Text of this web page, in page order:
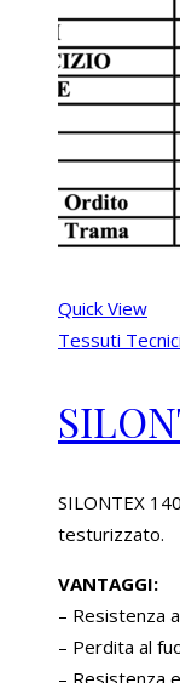
Quick View
Tessuti Tecnici
SILONTEX
testurizzato.
VANTAGGI:
– Resistenza
– Perdita al